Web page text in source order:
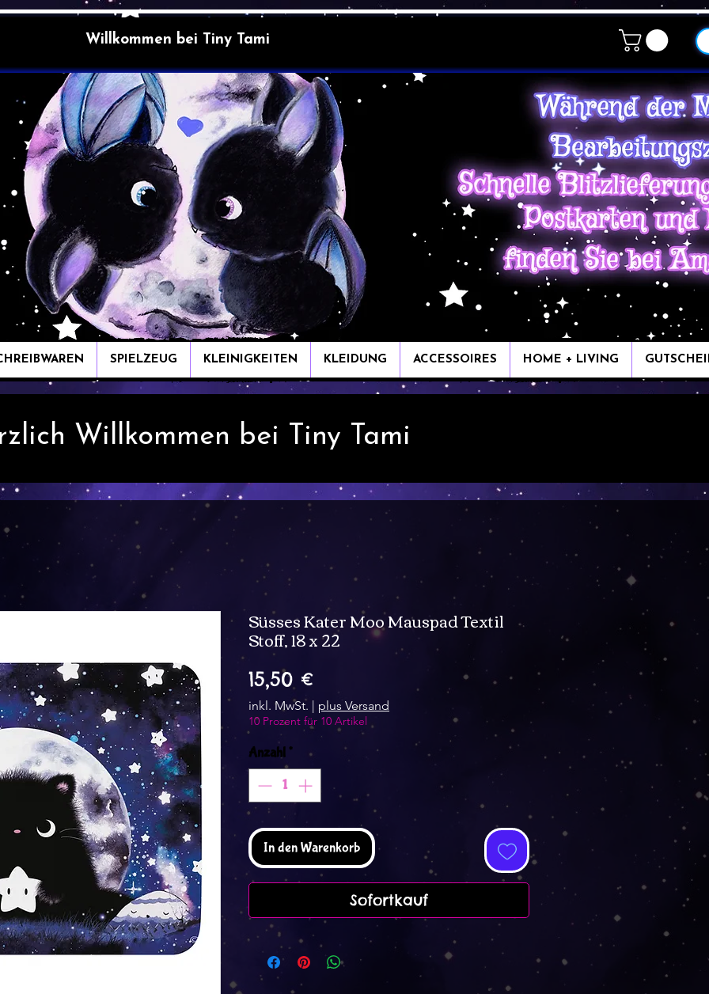
Willkommen bei Tiny Tami
SPIELZEUG KLEINIGKEITEN KLEIDUNG ACCESSOIRES HOME + LIVING
Willkommen bei Tiny Tami
Süsses Kater Moo Mauspad Textil
Stoff, 18 x 22
15,50 €Preis
inkl. MwSt. | plus Versand
10 Prozent für 10 Artikel
Anzahl*
In den Warenkorb
Sofortkauf